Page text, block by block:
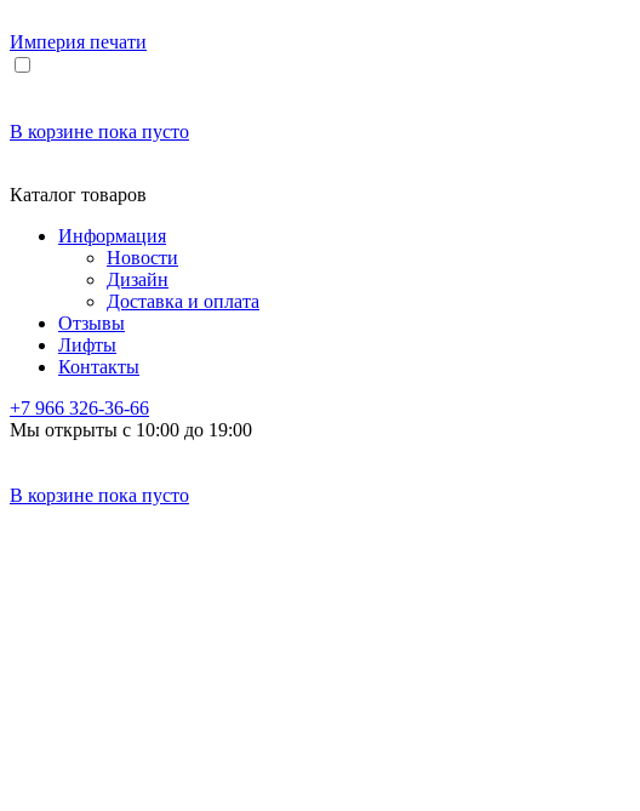
Империя печати
В корзине пока пусто
Каталог товаров
Информация
Новости
Дизайн
Доставка и оплата
Отзывы
Лифты
Контакты
+7 966 326-36-66
Мы открыты с 10:00 до 19:00
В корзине пока пусто